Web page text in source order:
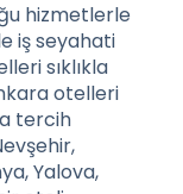
hizmetlerle
iş seyahati
sıklıkla
otelleri
tercih
Yalova,